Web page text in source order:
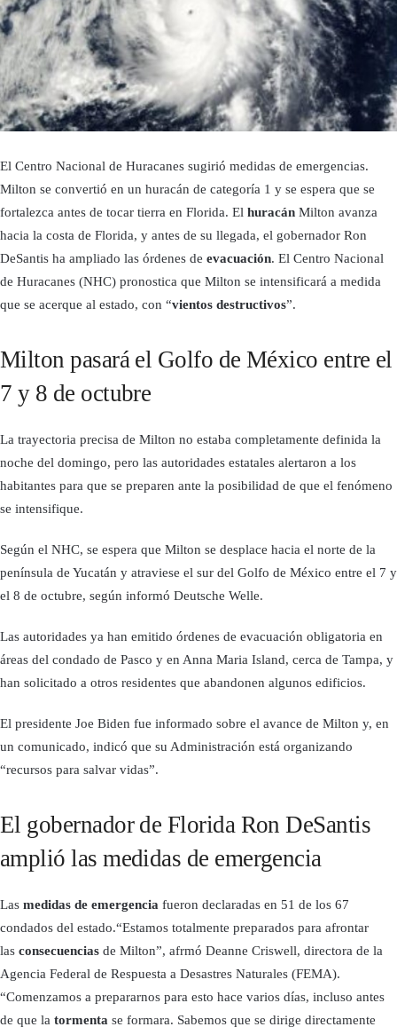
El Centro Nacional de Huracanes sugirió medidas de emergencias.
Milton se convertió en un huracán de categoría 1 y se espera que se
fortalezca antes de tocar tierra en Florida. El huracán Milton avanza
hacia la costa de Florida, y antes de su llegada, el gobernador Ron
DeSantis ha ampliado las órdenes de evacuación. El Centro Nacional
de Huracanes (NHC) pronostica que Milton se intensificará a medida
que se acerque al estado, con “vientos destructivos”.
Milton pasará el Golfo de México entre el
7 y 8 de octubre
La trayectoria precisa de Milton no estaba completamente definida la
noche del domingo, pero las autoridades estatales alertaron a los
habitantes para que se preparen ante la posibilidad de que el fenómeno
se intensifique.
Según el NHC, se espera que Milton se desplace hacia el norte de la
península de Yucatán y atraviese el sur del Golfo de México entre el 7 y
el 8 de octubre, según informó Deutsche Welle.
Las autoridades ya han emitido órdenes de evacuación obligatoria en
áreas del condado de Pasco y en Anna Maria Island, cerca de Tampa, y
han solicitado a otros residentes que abandonen algunos edificios.
El presidente Joe Biden fue informado sobre el avance de Milton y, en
un comunicado, indicó que su Administración está organizando
“recursos para salvar vidas”.
El gobernador de Florida Ron DeSantis
amplió las medidas de emergencia
Las medidas de emergencia fueron declaradas en 51 de los 67
condados del estado.“Estamos totalmente preparados para afrontar
las consecuencias de Milton”, afrmó Deanne Criswell, directora de la
Agencia Federal de Respuesta a Desastres Naturales (FEMA).
“Comenzamos a prepararnos para esto hace varios días, incluso antes
de que la tormenta se formara. Sabemos que se dirige directamente